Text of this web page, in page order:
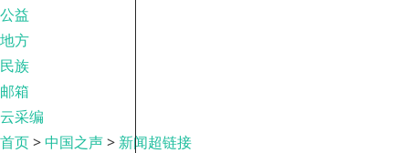
公益
地方
民族
邮箱
云采编
首页>中国之声> 新闻超链接